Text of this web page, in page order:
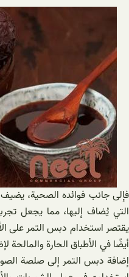
فإلى جانب فوائده الصحية،
التي يُضاف إليها، مما يجعل
يقتصر استخدام دبس التمر على
أيضًا في الأطباق الحارة والمالحة
إضافة دبس التمر إلى صلصة